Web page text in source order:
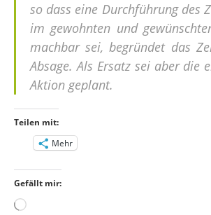
so dass eine Durchführung des
im gewohnten und
machbar sei, begründet das
Absage. Als Ersatz sei aber die
Aktion geplant.
Teilen mit:
Mehr
Gefällt mir:
Wird